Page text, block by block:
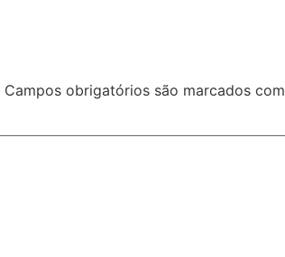
Campos obrigatórios são marcados com